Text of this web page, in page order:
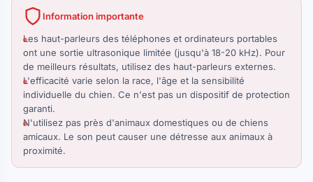
Information importante
Les haut-parleurs des téléphones et ordinateurs portables
ont une sortie ultrasonique limitée (jusqu'à 18-20 kHz). Pour
de meilleurs résultats, utilisez des haut-parleurs externes.
L'efficacité varie selon la race, l'âge et la sensibilité
individuelle du chien. Ce n'est pas un dispositif de protection
garanti.
N'utilisez pas près d'animaux domestiques ou de chiens
amicaux. Le son peut causer une détresse aux animaux à
proximité.